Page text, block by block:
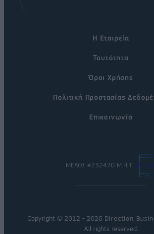
Η Εταιρεία
Ταυτότητα
Όροι Χρήσης
Πολιτική Προστασίας
Επικοινωνία
ΜΕΛΟΣ #232470 Μ.Η.Τ.
Copyright © 2012 - 2026 Direction
All rights reserved.